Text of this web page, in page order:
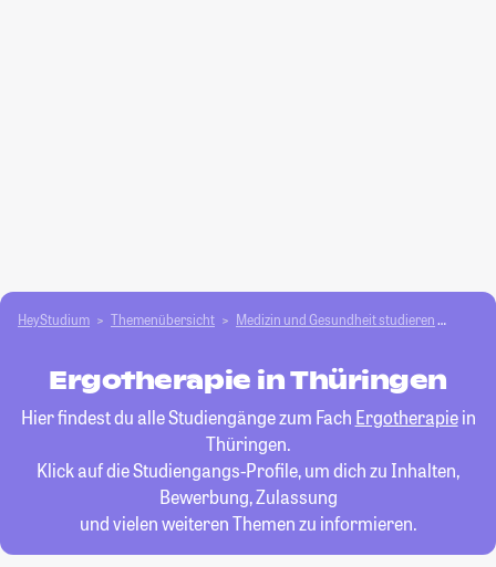
HeyStudium Themenübersicht Medizin und Gesundheit studieren
Ergotherapie in Thüringen
Hier findest du alle Studiengänge zum Fach Ergotherapiein
Thüringen.
Klick auf die Studiengangs-Profile, um dich zu Inhalten,
Bewerbung, Zulassung
und vielen weiteren Themen zu informieren.